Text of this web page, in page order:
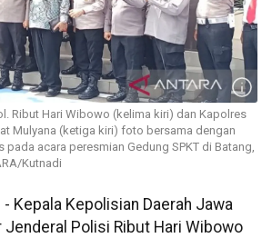
Ribut Hari Wibowo (kelima kiri) dan Kapolres
Mulyana (ketiga kiri) foto bersama dengan
pada acara peresmian Gedung SPKT di Batang,
Kutnadi
- Kepala Kepolisian Daerah Jawa
Polisi Ribut Hari Wibowo